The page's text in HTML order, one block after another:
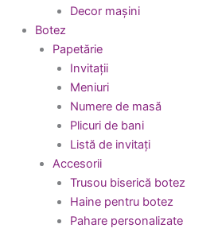
Decor mașini
Botez
Papetărie
Invitații
Meniuri
Numere de masă
Plicuri de bani
Listă de invitați
Accesorii
Trusou biserică botez
Haine pentru botez
Pahare personalizate